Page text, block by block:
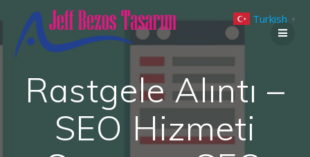
to
content
Rastgele Alıntı –
SEO Hizmeti
Turkish ▼